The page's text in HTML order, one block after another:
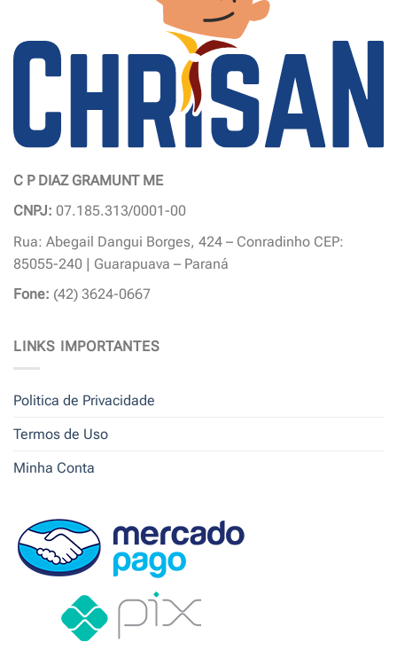
escolhidas
do
C P DIAZ GRAMUNT ME
CNPJ: 07.185.313/0001-00
Rua: Abegail Dangui Borges, 424 – Conradinho CEP:
85055-240 | Guarapuava – Paraná
Fone: (42) 3624-0667
LINKS IMPORTANTES
Politica de Privacidade
Termos de Uso
Minha Conta